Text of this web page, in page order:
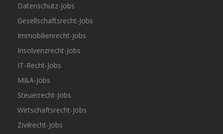
Teilzeit
Datenschutz-Jobs
Gesellschaftsrecht-Jobs
Immobilienrecht-Jobs
Insolvenzrecht-Jobs
IT-Recht-Jobs
M&A-Jobs
Steuerrecht-Jobs
Wirtschaftsrecht-Jobs
Zivilrecht-Jobs